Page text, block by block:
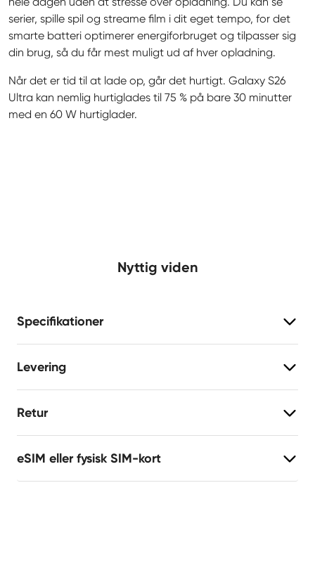
serier, spille spil og streame film i dit eget tempo, for det
smarte batteri optimerer energiforbruget og tilpasser sig
din brug, så du får mest muligt ud af hver opladning.
Når det er tid til at lade op, går det hurtigt. Galaxy S26
Ultra kan nemlig hurtiglades til 75 % på bare 30 minutter
med en 60 W hurtiglader.
Nyttig viden
Specifikationer
Levering
Retur
eSIM eller fysisk SIM-kort